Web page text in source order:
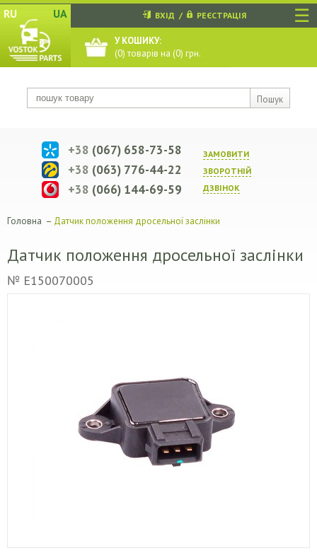
☰
RU UA
Пошук
ВХІД / РЕЄСТРАЦІЯ
У КОШИКУ:
(0) товарів на (0) грн.
ЗАМОВИТИ
ЗВОРОТНIЙ
ДЗВIНОК
+38 (067) 658-73-58
+38 (063) 776-44-22
+38 (066) 144-69-59
Головна – Датчик положення дросельної заслінки
Датчик положення дросельної заслінки
№ E150070005